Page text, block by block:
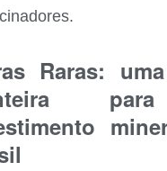
Raras: